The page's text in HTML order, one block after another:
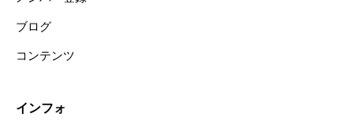
ブログ
コンテンツ
インフォ